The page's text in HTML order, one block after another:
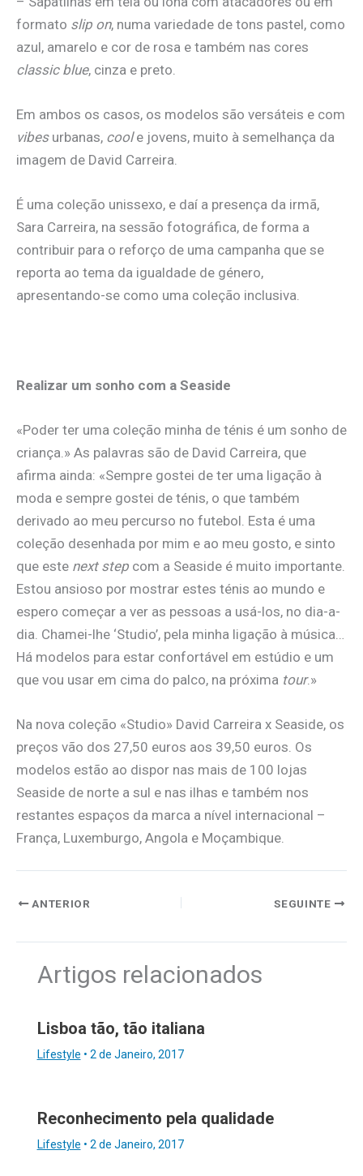
formato slip on, numa variedade de tons pastel, como
azul, amarelo e cor de rosa e também nas cores
classic blue, cinza e preto.
Em ambos os casos, os modelos são versáteis e com
vibesurbanas, coole jovens, muito à semelhança da
imagem de David Carreira.
É uma coleção unissexo, e daí a presença da irmã,
Sara Carreira, na sessão fotográfica, de forma a
contribuir para o reforço de uma campanha que se
reporta ao tema da igualdade de género,
apresentando-se como uma coleção inclusiva.
Realizar um sonho com a Seaside
«Poder ter uma coleção minha de ténis é um sonho de
criança.» As palavras são de David Carreira, que
afirma ainda: «Sempre gostei de ter uma ligação à
moda e sempre gostei de ténis, o que também
derivado ao meu percurso no futebol. Esta é uma
coleção desenhada por mim e ao meu gosto, e sinto
que este next step com a Seaside é muito importante.
Estou ansioso por mostrar estes ténis ao mundo e
espero começar a ver as pessoas a usá-los, no dia-a-
dia. Chamei-lhe ‘Studio’, pela minha ligação à música…
Há modelos para estar confortável em estúdio e um
que vou usar em cima do palco, na próxima tour.»
Na nova coleção «Studio» David Carreira x Seaside, os
preços vão dos 27,50 euros aos 39,50 euros. Os
modelos estão ao dispor nas mais de 100 lojas
Seaside de norte a sul e nas ilhas e também nos
restantes espaços da marca a nível internacional –
França, Luxemburgo, Angola e Moçambique.
ANTERIOR SEGUINTE
Artigos relacionados
Lisboa tão, tão italiana
Lifestyle • 2 de Janeiro, 2017
Reconhecimento pela qualidade
Lifestyle • 2 de Janeiro, 2017